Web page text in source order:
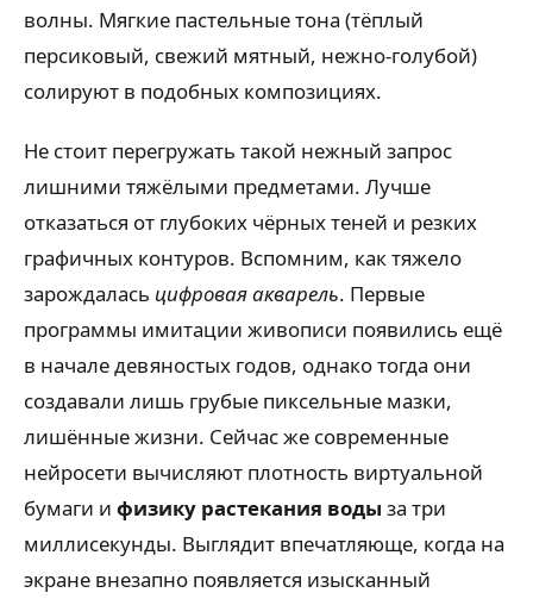
волны. Мягкие пастельные тона (тёплый
персиковый, свежий мятный, нежно-голубой)
солируют в подобных композициях.
Не стоит перегружать такой нежный запрос
лишними тяжёлыми предметами. Лучше
отказаться от глубоких чёрных теней и резких
графичных контуров. Вспомним, как тяжело
зарождалась цифровая акварель. Первые
программы имитации живописи появились ещё
в начале девяностых годов, однако тогда они
создавали лишь грубые пиксельные мазки,
лишённые жизни. Сейчас же современные
нейросети вычисляют плотность виртуальной
бумаги и физику растекания воды за три
миллисекунды. Выглядит впечатляюще, когда на
экране внезапно появляется изысканный